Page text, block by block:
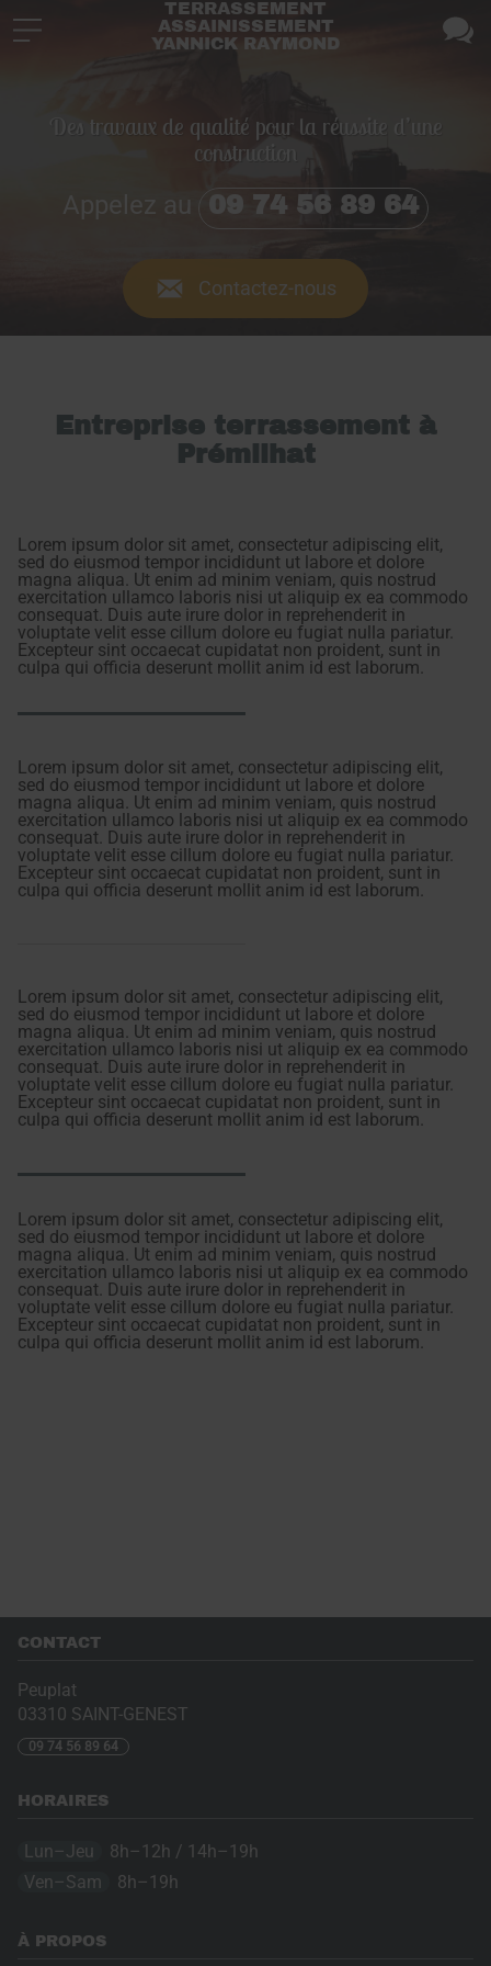
Des travaux de qualité pour la réussite d’une
construction
Appelez au
09 74 56 89 64
Contactez-nous
Entreprise terrassement à
Prémilhat
Lorem ipsum dolor sit amet, consectetur adipiscing elit,
sed do eiusmod tempor incididunt ut labore et dolore
magna aliqua. Ut enim ad minim veniam, quis nostrud
exercitation ullamco laboris nisi ut aliquip ex ea commodo
consequat. Duis aute irure dolor in reprehenderit in
voluptate velit esse cillum dolore eu fugiat nulla pariatur.
Excepteur sint occaecat cupidatat non proident, sunt in
culpa qui officia deserunt mollit anim id est laborum.
Lorem ipsum dolor sit amet, consectetur adipiscing elit,
sed do eiusmod tempor incididunt ut labore et dolore
magna aliqua. Ut enim ad minim veniam, quis nostrud
exercitation ullamco laboris nisi ut aliquip ex ea commodo
consequat. Duis aute irure dolor in reprehenderit in
voluptate velit esse cillum dolore eu fugiat nulla pariatur.
Excepteur sint occaecat cupidatat non proident, sunt in
culpa qui officia deserunt mollit anim id est laborum.
Lorem ipsum dolor sit amet, consectetur adipiscing elit,
sed do eiusmod tempor incididunt ut labore et dolore
magna aliqua. Ut enim ad minim veniam, quis nostrud
exercitation ullamco laboris nisi ut aliquip ex ea commodo
consequat. Duis aute irure dolor in reprehenderit in
voluptate velit esse cillum dolore eu fugiat nulla pariatur.
Excepteur sint occaecat cupidatat non proident, sunt in
culpa qui officia deserunt mollit anim id est laborum.
Lorem ipsum dolor sit amet, consectetur adipiscing elit,
sed do eiusmod tempor incididunt ut labore et dolore
magna aliqua. Ut enim ad minim veniam, quis nostrud
exercitation ullamco laboris nisi ut aliquip ex ea commodo
consequat. Duis aute irure dolor in reprehenderit in
voluptate velit esse cillum dolore eu fugiat nulla pariatur.
Excepteur sint occaecat cupidatat non proident, sunt in
culpa qui officia deserunt mollit anim id est laborum.
CONTACT
Peuplat
03310 SAINT-GENEST
09 74 56 89 64
HORAIRES
Lun–Jeu
8h–12h / 14h–19h
Ven–Sam
8h–19h
À PROPOS
TERRASSEMENT
ASSAINISSEMENT
YANNICK RAYMOND